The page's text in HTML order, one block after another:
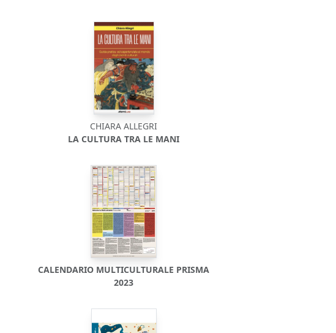
CHIARA ALLEGRI
LA CULTURA TRA LE MANI
CALENDARIO MULTICULTURALE PRISMA
2023